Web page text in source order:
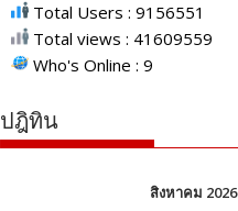
Total Users : 9156551
Total views : 41609559
Who's Online : 9
ปฎิทิน
สิงหาคม 2026